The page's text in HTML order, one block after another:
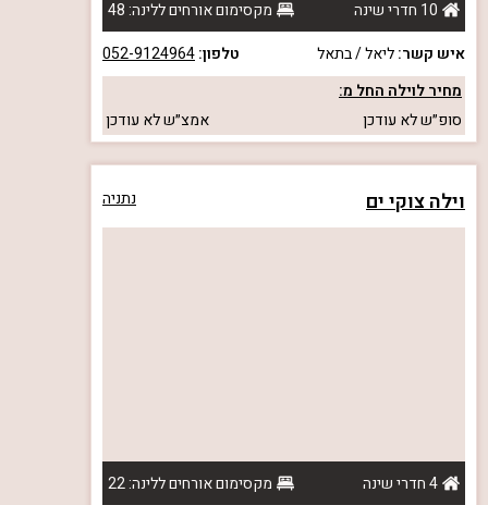
10 חדרי שינה
מקסימום אורחים ללינה: 48
איש קשר:ליאל / בתאל טלפון:052-9124964
מחיר לוילה החל מ:
סופ״שלא עודכן אמצ״שלא עודכן
וילה צוקי ים נתניה
4 חדרי שינה
מקסימום אורחים ללינה: 22